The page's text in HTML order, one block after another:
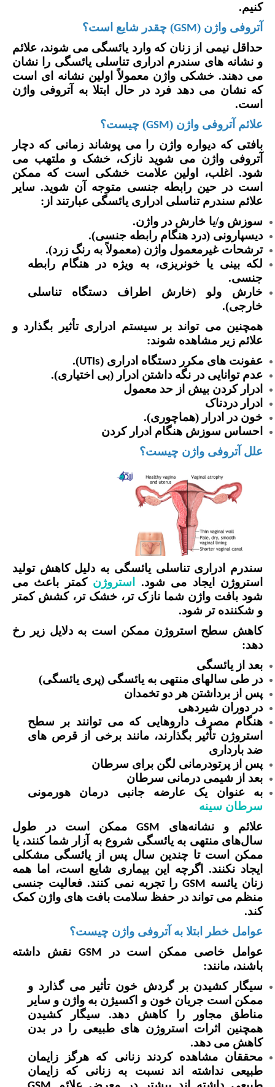
کنیم.
آتروفی واژن (GSM) چقدر شایع است؟
حداقل نیمی از زنان که وارد یائسگی می شوند، علائم
و نشانه های سندرم ادراری تناسلی یائسگی را نشان
می دهند. خشکی واژن معمولاً اولین نشانه ای است
که نشان می دهد فرد در حال ابتلا به آتروفی واژن
است.
علائم آتروفی واژن (GSM) چیست؟
بافتی که دیواره واژن را می پوشاند زمانی که دچار
آتروفی واژن می شوید نازک، خشک و ملتهب می
شود. اغلب، اولین علامت خشکی است که ممکن
است در حین رابطه جنسی متوجه آن شوید. سایر
علائم سندرم تناسلی ادراری یائسگی عبارتند از:
سوزش و/یا خارش در واژن.
دیسپارونی (درد هنگام رابطه جنسی).
ترشحات غیرمعمول واژن (معمولاً به رنگ زرد).
لکه بینی یا خونریزی، به ویژه در هنگام رابطه
جنسی.
خارش ولو (خارش اطراف دستگاه تناسلی
خارجی).
همچنین می تواند بر سیستم ادراری تأثیر بگذارد و
علائم زیر مشاهده شوند:
عفونت های مکرر دستگاه ادراری (UTIs
).
عدم توانایی در نگه داشتن ادرار (بی اختیاری).
ادرار کردن بیش از حد معمول
ادرار دردناک
خون در ادرار (هماچوری).
احساس سوزش هنگام ادرار کردن
علل آتروفی واژن چیست؟
سندرم ادراری تناسلی یائسگی به دلیل کاهش تولید
استروژن ایجاد می شود.
استروژنکمتر باعث می
شود بافت واژن شما نازک تر، خشک تر، کشش کمتر
و شکننده تر شود.
کاهش سطح استروژن ممکن است به دلایل زیر رخ
دهد:
بعد از یائسگی
در طی سالهای منتهی به یائسگی (پری یائسگی)
پس از برداشتن هر دو تخمدان
در دوران شیردهی
هنگام مصرف داروهایی که می توانند بر سطح
استروژن تأثیر بگذارند، مانند برخی از قرص های
ضد بارداری
پس از پرتودرمانی لگن برای سرطان
بعد از شیمی درمانی سرطان
به عنوان یک عارضه جانبی درمان هورمونی
سرطان سینه
علائم و نشانه‌های
GSM ممکن است در طول
سال‌های منتهی به یائسگی شروع به آزار شما کنند، یا
ممکن است تا چندین سال پس از یائسگی مشکلی
ایجاد نکنند. اگرچه این بیماری شایع است، اما همه
زنان یائسه
GSMرا تجربه نمی کنند. فعالیت جنسی
منظم می تواند در حفظ سلامت بافت های واژن کمک
کند.
عوامل خطر ابتلا به آتروفی واژن چیست؟
عوامل خاصی ممکن است در
GSM نقش داشته
باشند، مانند:
سیگار کشیدن بر گردش خون تأثیر می گذارد و
ممکن است جریان خون و اکسیژن به واژن و سایر
مناطق مجاور را کاهش دهد. سیگار کشیدن
همچنین اثرات استروژن های طبیعی را در بدن
کاهش می دهد.
محققان مشاهده کردند زنانی که هرگز زایمان
طبیعی نداشته اند نسبت به زنانی که زایمان